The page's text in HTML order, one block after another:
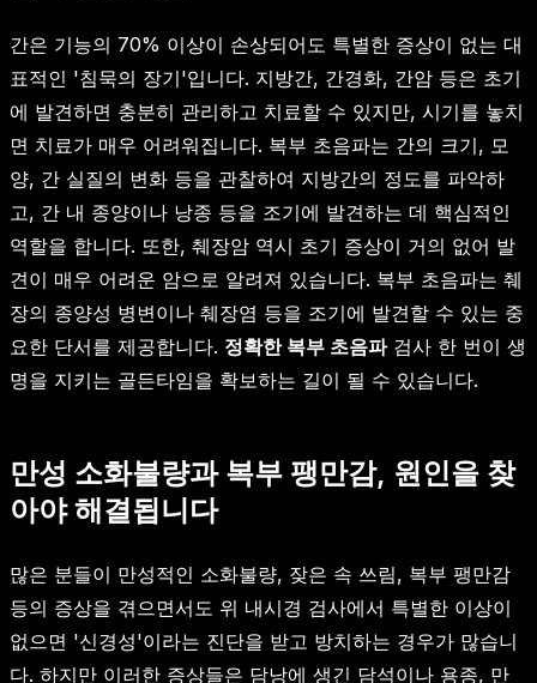
간은 기능의 70% 이상이 손상되어도 특별한 증상이 없는 대
표적인 '침묵의 장기'입니다. 지방간, 간경화, 간암 등은 초기
에 발견하면 충분히 관리하고 치료할 수 있지만, 시기를 놓치
면 치료가 매우 어려워집니다. 복부 초음파는 간의 크기, 모
양, 간 실질의 변화 등을 관찰하여 지방간의 정도를 파악하
고, 간 내 종양이나 낭종 등을 조기에 발견하는 데 핵심적인
역할을 합니다. 또한, 췌장암 역시 초기 증상이 거의 없어 발
견이 매우 어려운 암으로 알려져 있습니다. 복부 초음파는 췌
장의 종양성 병변이나 췌장염 등을 조기에 발견할 수 있는 중
요한 단서를 제공합니다. 정확한 복부 초음파검사 한 번이 생
명을 지키는 골든타임을 확보하는 길이 될 수 있습니다.
만성 소화불량과 복부 팽만감, 원인을 찾
아야 해결됩니다
많은 분들이 만성적인 소화불량, 잦은 속 쓰림, 복부 팽만감
등의 증상을 겪으면서도 위 내시경 검사에서 특별한 이상이
없으면 '신경성'이라는 진단을 받고 방치하는 경우가 많습니
다. 하지만 이러한 증상들은 담낭에 생긴 담석이나 용종, 만